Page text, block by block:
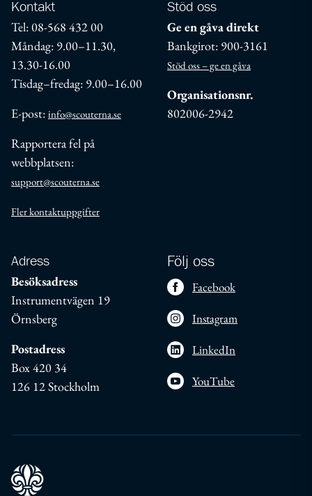
Kontakt
Tel: 08-568 432 00
Måndag: 9.00–11.30,
13.30-16.00
Tisdag–fredag: 9.00–16.00
E-post: info@scouterna.se
Rapportera fel på
webbplatsen:
support@scouterna.se
Fler kontaktuppgifter
Stöd oss
Ge en gåva direkt
Bankgirot: 900-3161
Stöd oss – ge en gåva
Organisationsnr.
802006-2942
Adress
Besöksadress
Instrumentvägen 19
Örnsberg
Postadress
Box 420 34
126 12 Stockholm
Följ oss
Facebook
Instagram
LinkedIn
YouTube